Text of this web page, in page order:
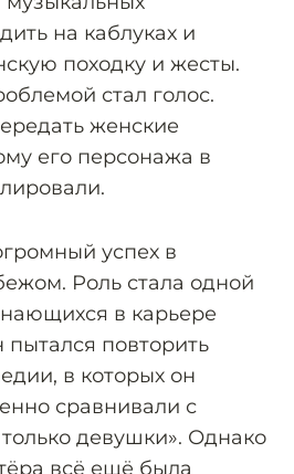
на каблуках и
походку и жесты.
стал голос.
женские
его персонажа в
успех в
Роль стала одной
в карьере
повторить
в которых он
сравнивали с
девушки». Однако
всё ещё была